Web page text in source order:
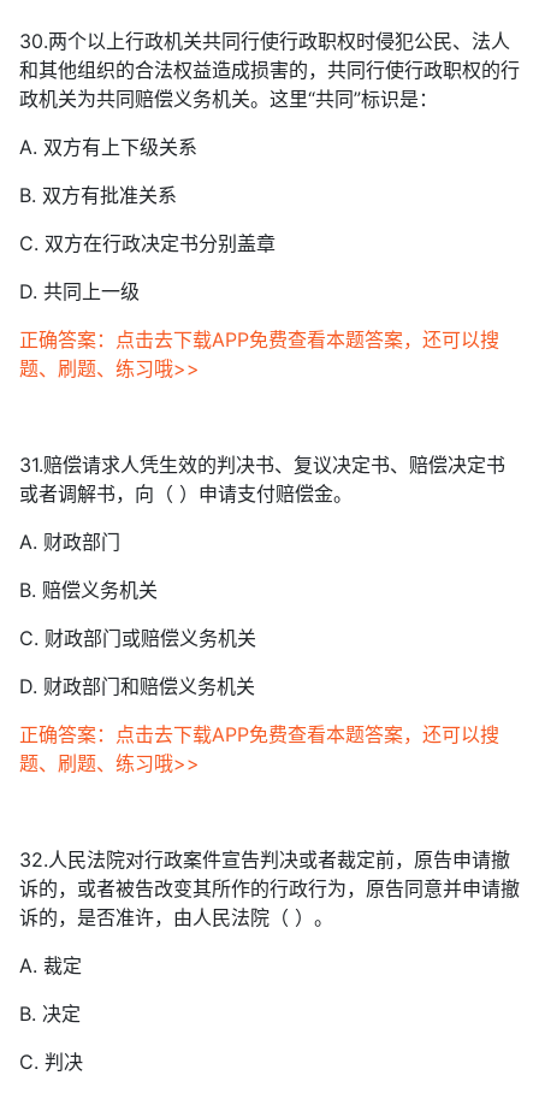
30.两个以上行政机关共同行使行政职权时侵犯公民、法人
和其他组织的合法权益造成损害的，共同行使行政职权的行
政机关为共同赔偿义务机关。这里“共同”标识是：
A. 双方有上下级关系
B. 双方有批准关系
C. 双方在行政决定书分别盖章
D. 共同上一级
正确答案：点击去下载APP免费查看本题答案，还可以搜
题、刷题、练习哦>>
31.赔偿请求人凭生效的判决书、复议决定书、赔偿决定书
或者调解书，向（ ）申请支付赔偿金。
A. 财政部门
B. 赔偿义务机关
C. 财政部门或赔偿义务机关
D. 财政部门和赔偿义务机关
正确答案：点击去下载APP免费查看本题答案，还可以搜
题、刷题、练习哦>>
32.人民法院对行政案件宣告判决或者裁定前，原告申请撤
诉的，或者被告改变其所作的行政行为，原告同意并申请撤
诉的，是否准许，由人民法院（ ）。
A. 裁定
B. 决定
C. 判决